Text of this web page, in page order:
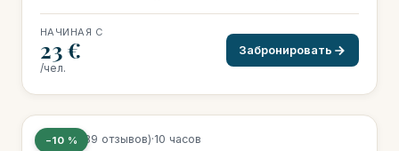
НАЧИНАЯ С
23 €
/чел.
Забронировать
−10 %
★4,7(389 отзывов)·10 часов